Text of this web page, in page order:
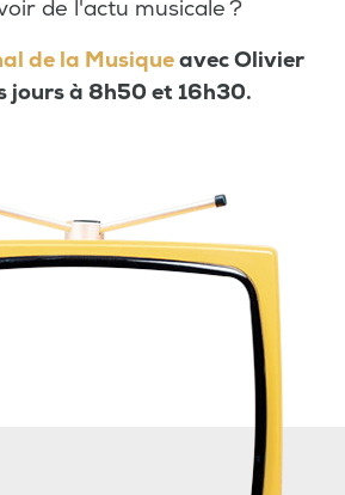
de l'actu musicale ?
de la Musiqueavec Olivier
jours à 8h50 et 16h30.